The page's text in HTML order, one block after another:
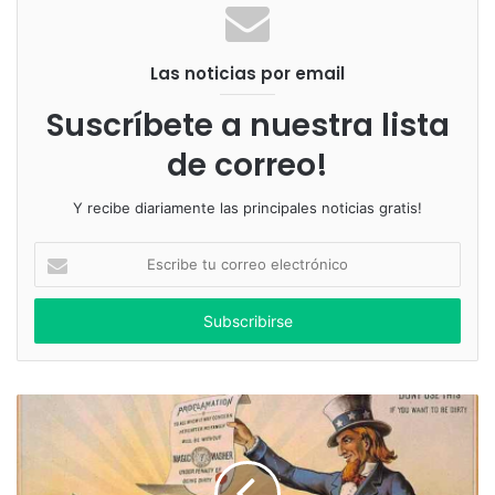
Análisis microscópico de cómo se esparce el virus en el
Cortesía de
News Atlas.
Falla la primera prueba de vacuna
Las noticias por email
Suscríbete a nuestra lista
de correo!
Y recibe diariamente las principales noticias gratis!
correo